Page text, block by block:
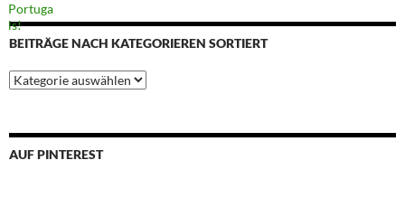
BEITRÄGE NACH KATEGORIEREN SORTIERT
Beiträge
nach
AUF PINTEREST